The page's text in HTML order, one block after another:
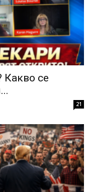
се
21